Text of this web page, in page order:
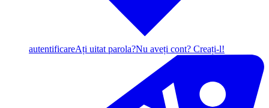
autentificareAți uitat parola?Nu aveți cont? Creați-l!